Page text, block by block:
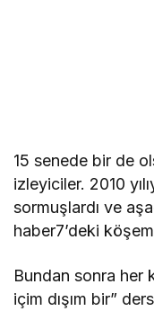
15 senede bir de
izleyiciler. 2010
sormuşlardı ve
haber7’deki
Bundan sonra her
içim dışım bir”